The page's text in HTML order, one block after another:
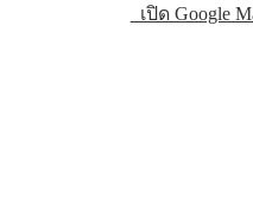
เปิด Google